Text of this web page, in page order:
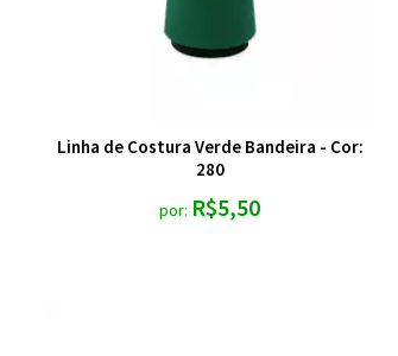
Linha de Costura Verde Bandeira - Cor:
280
por: R$5,50